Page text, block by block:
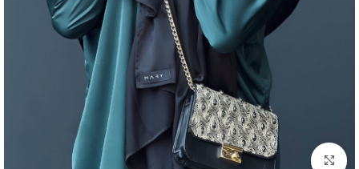
بزرگنمایی تصویر